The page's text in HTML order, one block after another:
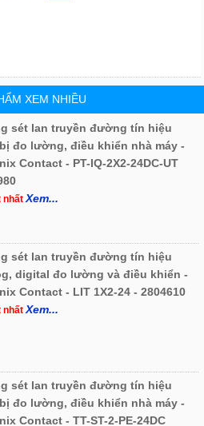
XEM NHIỀU
sét lan truyền đường tín hiệu
đo lường, điều khiển nhà máy -
Contact - PT-IQ-2X2-24DC-UT
nhấtXem...
sét lan truyền đường tín hiệu
digital đo lường và điều khiển -
Contact - LIT 1X2-24 - 2804610
nhấtXem...
sét lan truyền đường tín hiệu
đo lường, điều khiển nhà máy -
Contact - TT-ST-2-PE-24DC